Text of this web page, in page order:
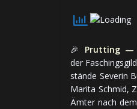
🎉 Prutting —
der
stän­de Severin
Marita Schmid,
Ämter nach